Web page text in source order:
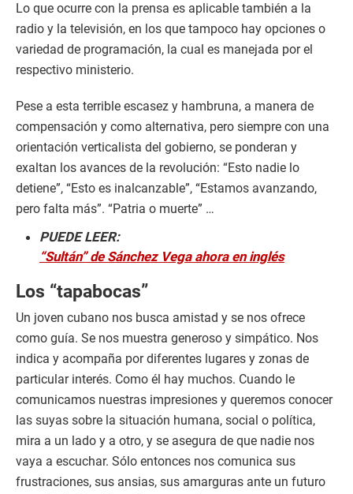
Lo que ocurre con la prensa es aplicable también a la
radio y la televisión, en los que tampoco hay opciones o
variedad de programación, la cual es manejada por el
respectivo ministerio.
Pese a esta terrible escasez y hambruna, a manera de
compensación y como alternativa, pero siempre con una
orientación verticalista del gobierno, se ponderan y
exaltan los avances de la revolución: “Esto nadie lo
detiene”, “Esto es inalcanzable”, “Estamos avanzando,
pero falta más”. “Patria o muerte” …
PUEDE LEER:
“Sultán” de Sánchez Vega ahora en inglés
Los “tapabocas”
Un joven cubano nos busca amistad y se nos ofrece
como guía. Se nos muestra generoso y simpático. Nos
indica y acompaña por diferentes lugares y zonas de
particular interés. Como él hay muchos. Cuando le
comunicamos nuestras impresiones y queremos conocer
las suyas sobre la situación humana, social o política,
mira a un lado y a otro, y se asegura de que nadie nos
vaya a escuchar. Sólo entonces nos comunica sus
frustraciones, sus ansias, sus amarguras ante un futuro